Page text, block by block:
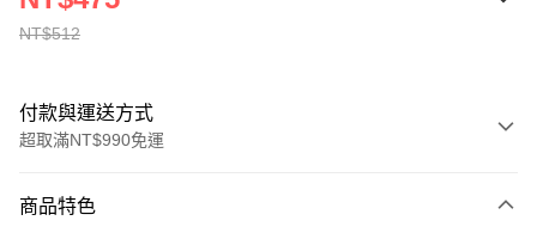
NT$512
付款與運送方式
超取滿NT$990免運
信用卡一次付款
商品特色